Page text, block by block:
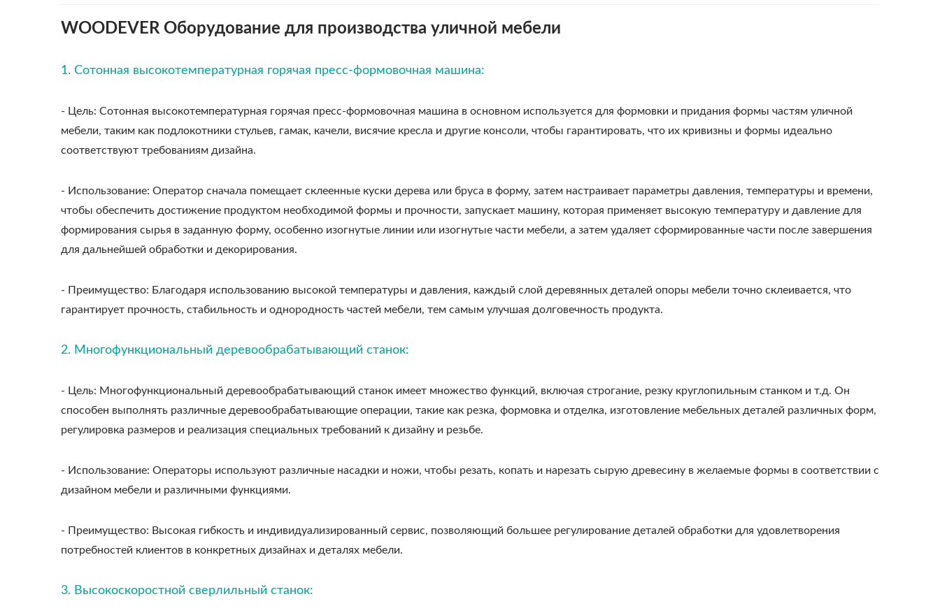
WOODEVER Оборудование для производства уличной мебели
1. Сотонная высокотемпературная горячая пресс-формовочная машина:
- Цель: Сотонная высокотемпературная горячая пресс-формовочная машина в основном используется для формовки и придания формы частям уличной
мебели, таким как подлокотники стульев, гамак, качели, висячие кресла и другие консоли, чтобы гарантировать, что их кривизны и формы идеально
соответствуют требованиям дизайна.
- Использование: Оператор сначала помещает склеенные куски дерева или бруса в форму, затем настраивает параметры давления, температуры и времени,
чтобы обеспечить достижение продуктом необходимой формы и прочности, запускает машину, которая применяет высокую температуру и давление для
формирования сырья в заданную форму, особенно изогнутые линии или изогнутые части мебели, а затем удаляет сформированные части после завершения
для дальнейшей обработки и декорирования.
- Преимущество: Благодаря использованию высокой температуры и давления, каждый слой деревянных деталей опоры мебели точно склеивается, что
гарантирует прочность, стабильность и однородность частей мебели, тем самым улучшая долговечность продукта.
2. Многофункциональный деревообрабатывающий станок:
- Цель: Многофункциональный деревообрабатывающий станок имеет множество функций, включая строгание, резку круглопильным станком и т.д. Он
способен выполнять различные деревообрабатывающие операции, такие как резка, формовка и отделка, изготовление мебельных деталей различных форм,
регулировка размеров и реализация специальных требований к дизайну и резьбе.
- Использование: Операторы используют различные насадки и ножи, чтобы резать, копать и нарезать сырую древесину в желаемые формы в соответствии с
дизайном мебели и различными функциями.
- Преимущество: Высокая гибкость и индивидуализированный сервис, позволяющий большее регулирование деталей обработки для удовлетворения
потребностей клиентов в конкретных дизайнах и деталях мебели.
3. Высокоскоростной сверлильный станок: